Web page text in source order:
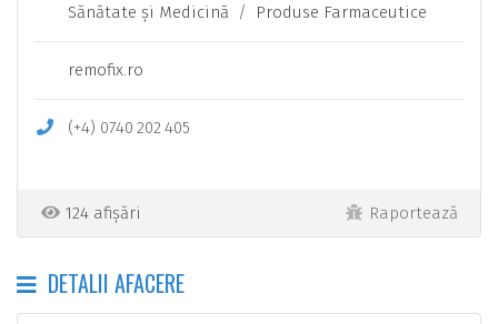
Sănătate şi Medicină / Produse Farmaceutice
remofix.ro
(+4) 0740 202 405
124 afișări Raportează
DETALII AFACERE